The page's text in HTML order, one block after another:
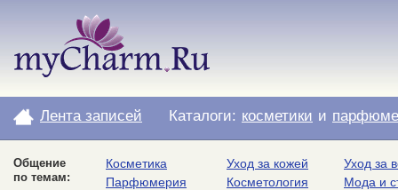
Лента записей Каталоги: косметики и
Общение
по темам:
Косметика
Парфюмерия
Уход за кожей
Косметология
Уход за
Мода и